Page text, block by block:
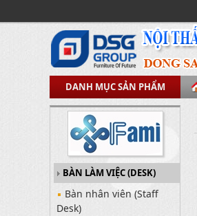
DANH MỤC SẢN PHẨM
BÀN LÀM VIỆC (DESK)
Bàn nhân viên (Staff
Desk)